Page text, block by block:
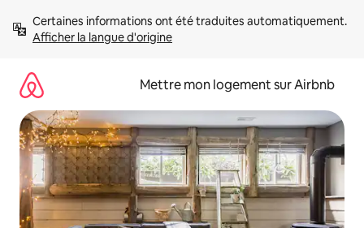
directement
Afficher la langue d'origine
Mettre mon logement sur Airbnb